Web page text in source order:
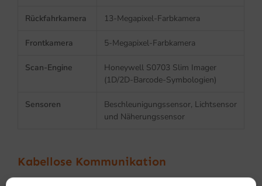
Rückfahrkamera 13-Megapixel-Farbkamera
Frontkamera 5-Megapixel-Farbkamera
Scan-Engine
Honeywell S0703 Slim Imager
(1D/2D-Barcode-Symbologien)
Sensoren
Beschleunigungssensor, Lichtsensor
und Näherungssensor
Kabellose Kommunikation